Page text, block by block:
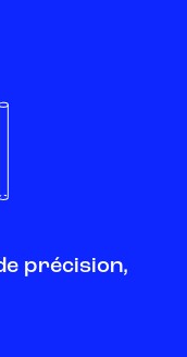
précision,